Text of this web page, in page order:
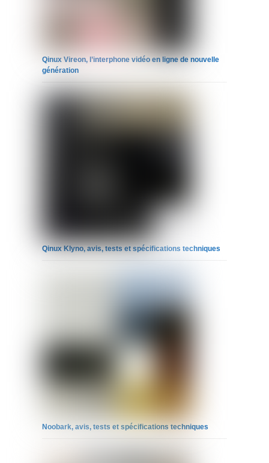
Qinux Vireon, l’interphone vidéo en ligne de nouvelle
génération
Qinux Klyno, avis, tests et spécifications techniques
Noobark, avis, tests et spécifications techniques